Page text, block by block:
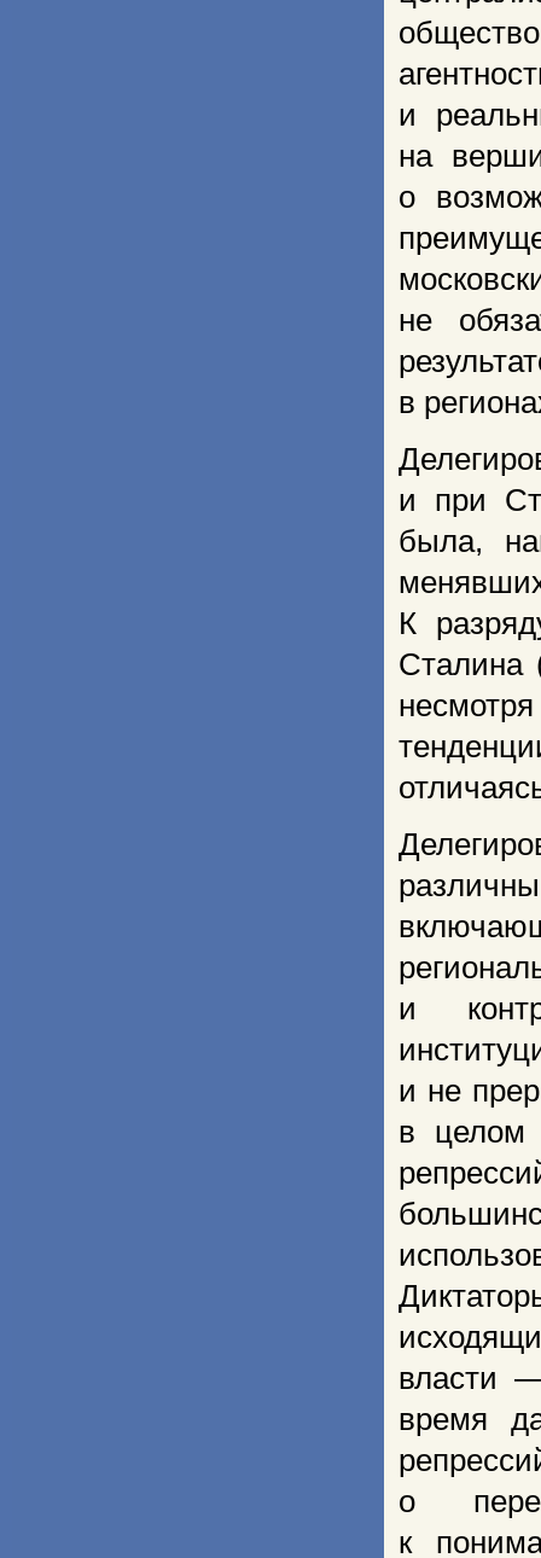
и
на
о
не
в
и при
была,
К
Сталина
и
и не
в целом
власти
время
о
к